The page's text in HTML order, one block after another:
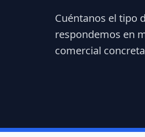
Cuéntanos el tipo
respondemos en
comercial